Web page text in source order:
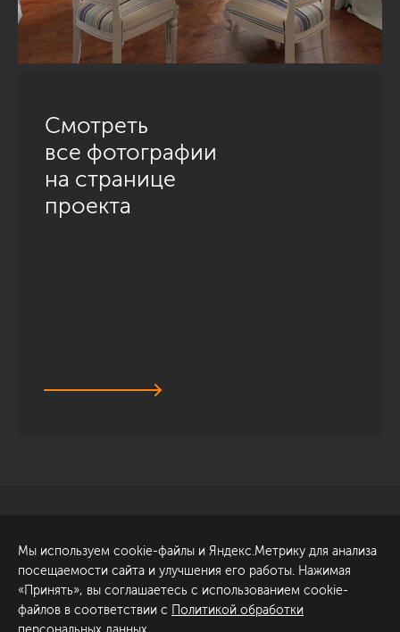
Смотреть
все фотографии
на странице
проекта
Обсудить проект
ул. Академика Павлова, 6
к1
+7 (812) 200-95-55
Мы используем cookie-файлы и Яндекс.Метрику для анализа
посещаемости сайта и улучшения его работы. Нажимая
«Принять», вы соглашаетесь с использованием cookie-
файлов в соответствии с Политикой обработки